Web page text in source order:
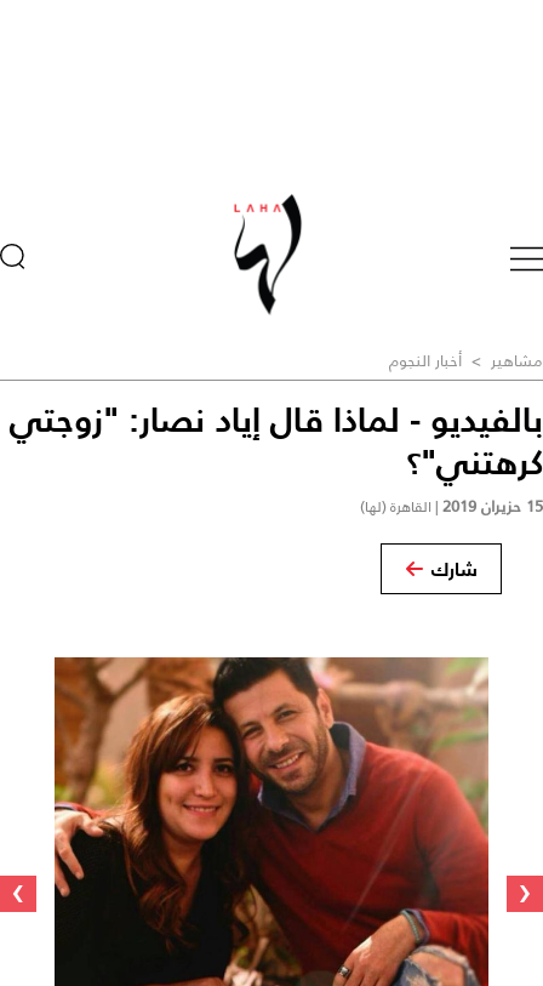
مشاهير > أخبار النجوم
بالفيديو - لماذا قال إياد نصار: "زوجتي
كرهتني"؟
15 حزيران 2019 | القاهرة (لها)
شارك
‹
›